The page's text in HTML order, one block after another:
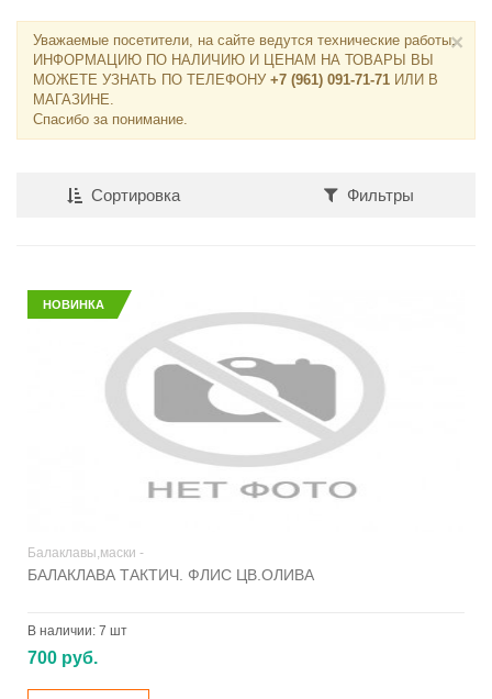
Уважаемые посетители, на сайте ведутся технические работы.
ИНФОРМАЦИЮ ПО НАЛИЧИЮ И ЦЕНАМ НА ТОВАРЫ ВЫ
МОЖЕТЕ УЗНАТЬ ПО ТЕЛЕФОНУ +7 (961) 091-71-71 ИЛИ В
МАГАЗИНЕ.
Спасибо за понимание.
×
Сортировка Фильтры
НОВИНКА
Балаклавы,маски -
БАЛАКЛАВА ТАКТИЧ. ФЛИС ЦВ.ОЛИВА
В наличии: 7 шт
700 руб.